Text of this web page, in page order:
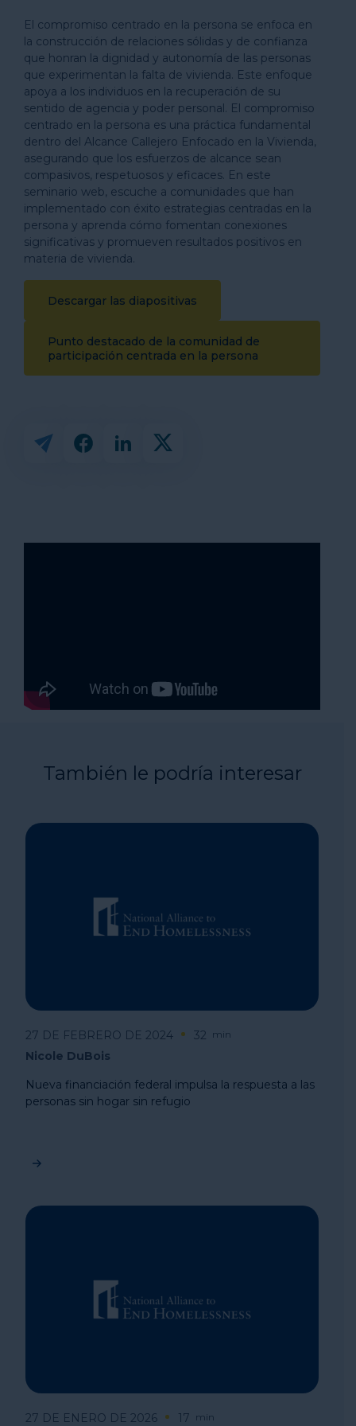
El compromiso centrado en la persona se enfoca en
la construcción de relaciones sólidas y de confianza
que honran la dignidad y autonomía de las personas
que experimentan la falta de vivienda. Este enfoque
apoya a los individuos en la recuperación de su
sentido de agencia y poder personal. El compromiso
centrado en la persona es una práctica fundamental
dentro del Alcance Callejero Enfocado en la Vivienda,
asegurando que los esfuerzos de alcance sean
compasivos, respetuosos y eficaces. En este
seminario web, escuche a comunidades que han
implementado con éxito estrategias centradas en la
persona y aprenda cómo fomentan conexiones
significativas y promueven resultados positivos en
materia de vivienda.
Descargar las diapositivas
Punto destacado de la comunidad de
participación centrada en la persona
También le podría interesar
27 DE FEBRERO DE 2024 32 min
Nicole DuBois
Nueva financiación federal impulsa la respuesta a las
personas sin hogar sin refugio
27 DE ENERO DE 2026 17 min